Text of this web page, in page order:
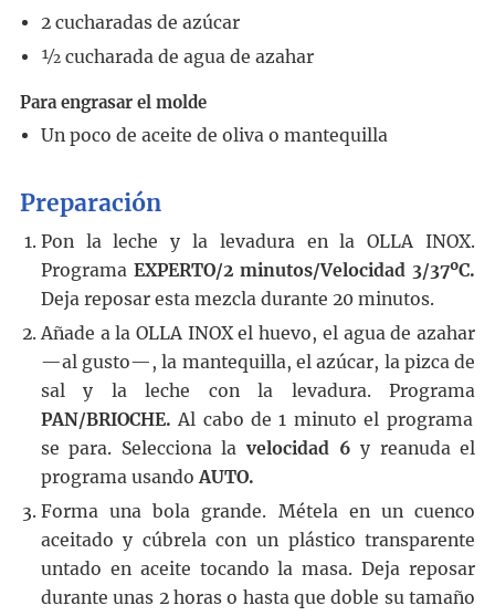
2 cucharadas de azúcar
½ cucharada de agua de azahar
Para engrasar el molde
Un poco de aceite de oliva o mantequilla
Preparación
Pon la leche y la levadura en la OLLA INOX.
Programa EXPERTO/2 minutos/Velocidad 3/37ºC.
Deja reposar esta mezcla durante 20 minutos.
Añade a la OLLA INOX el huevo, el agua de azahar
—al gusto—, la mantequilla, el azúcar, la pizca de
sal y la leche con la levadura. Programa
PAN/BRIOCHE. Al cabo de 1 minuto el programa
se para. Selecciona la velocidad 6 y reanuda el
programa usandoAUTO.
Forma una bola grande. Métela en un cuenco
aceitado y cúbrela con un plástico transparente
untado en aceite tocando la masa. Deja reposar
durante unas 2 horas o hasta que doble su tamaño